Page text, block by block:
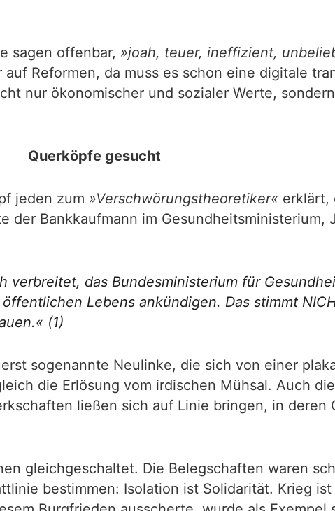
sagen offenbar, »joah, teuer, ineffizient,
Reformen, da muss es schon eine digitale
nur ökonomischer und sozialer Werte,
Querköpfe gesucht
jeden zum »Verschwörungstheoretiker« erklärt,
Bankkaufmann im Gesundheitsministerium,
verbreitet, das Bundesministerium für
Lebens ankündigen. Das stimmt
(1)
sogenannte Neulinke, die sich von einer
die Erlösung vom irdischen Mühsal. Auch
ließen sich auf Linie bringen, in deren
gleichgeschaltet. Die Belegschaften waren
bestimmen: Isolation ist Solidarität. Krieg